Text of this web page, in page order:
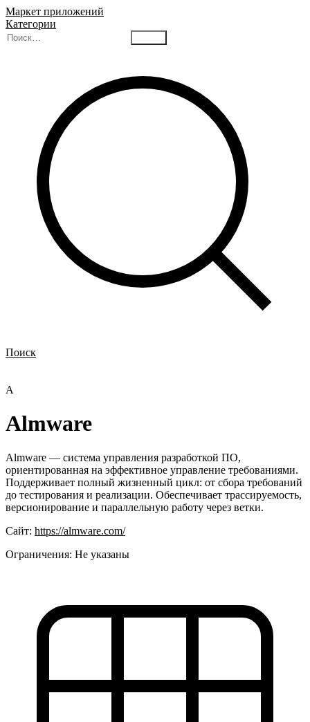
Маркет приложений
Категории
Поиск
A
Almware
Almware — система управления разработкой ПО,
ориентированная на эффективное управление требованиями.
Поддерживает полный жизненный цикл: от сбора требований
до тестирования и реализации. Обеспечивает трассируемость,
версионирование и параллельную работу через ветки.
Сайт: https://almware.com/
Ограничения: Не указаны